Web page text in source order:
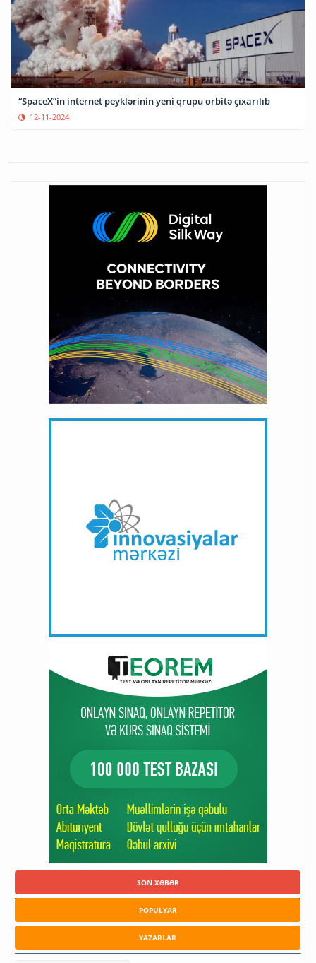
“SpaceX”in internet peyklərinin yeni qrupu orbitə çıxarılıb
12-11-2024
SON XƏBƏR
POPULYAR
YAZARLAR